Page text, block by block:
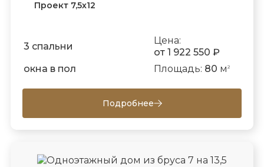
Проект 7,5х12
3 спальни
Цена:
от 1 922 550 ₽
окна в пол
Площадь: 80 м 2
Подробнее